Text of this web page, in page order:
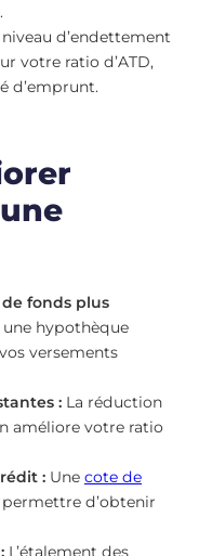
.
d’endettement
votre ratio d’ATD,
d’emprunt.
fonds plus
hypothèque
versements
: La réduction
améliore votre ratio
: Une cote de
d’obtenir
L’étalement des